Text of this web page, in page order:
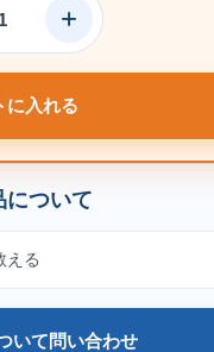
に入れる
について
える
いて問い合わせ